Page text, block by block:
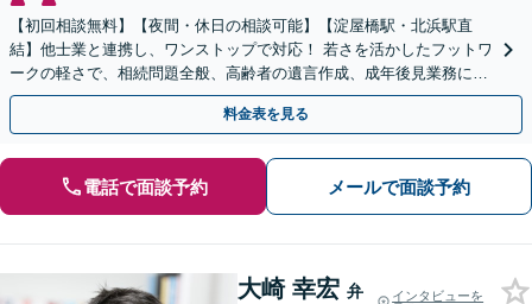
【初回相談無料】【夜間・休日の相談可能】【淀屋橋駅・北浜駅直
結】他士業と連携し、ワンストップで対応！ 若さを活かしたフットワ
ークの軽さで、相続問題全般、高齢者の遺言作成、成年後見業務に対
応！！
料金表を見る
電話で面談予約 メールで面談予約
大崎 幸宏 弁
インタビューを